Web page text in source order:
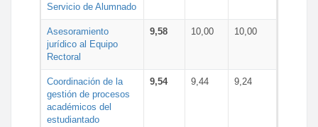
Servicio de Alumnado
Asesoramiento
jurídico al Equipo
Rectoral
9,58 10,00 10,00
Coordinación de la
gestión de procesos
académicos del
estudiantado
9,54 9,44 9,24